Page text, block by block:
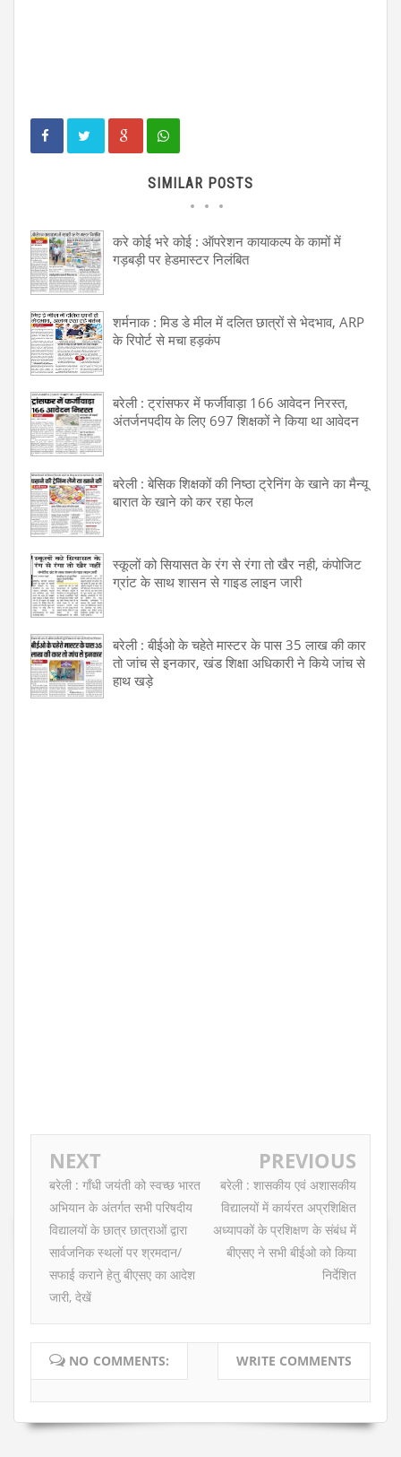
SIMILAR POSTS
करे कोई भरे कोई : ऑपरेशन कायाकल्प के कामों में
गड़बड़ी पर हेडमास्टर निलंबित
शर्मनाक : मिड डे मील में दलित छात्रों से भेदभाव, ARP
के रिपोर्ट से मचा हड़कंप
बरेली : ट्रांसफर में फर्जीवाड़ा 166 आवेदन निरस्त,
अंतर्जनपदीय के लिए 697 शिक्षकों ने किया था आवेदन
बरेली : बेसिक शिक्षकों की निष्ठा ट्रेनिंग के खाने का मैन्यू
बारात के खाने को कर रहा फेल
स्कूलों को सियासत के रंग से रंगा तो खैर नही, कंपोजिट
ग्रांट के साथ शासन से गाइड लाइन जारी
बरेली : बीईओ के चहेते मास्टर के पास 35 लाख की कार
तो जांच से इनकार, खंड शिक्षा अधिकारी ने किये जांच से
हाथ खड़े
NEXT
बरेली : गाँधी जयंती को स्वच्छ भारत
अभियान के अंतर्गत सभी परिषदीय
विद्यालयों के छात्र छात्राओं द्वारा
सार्वजनिक स्थलों पर श्रमदान/
सफाई कराने हेतु बीएसए का आदेश
जारी, देखें
PREVIOUS
बरेली : शासकीय एवं अशासकीय
विद्यालयों में कार्यरत अप्रशिक्षित
अध्यापकों के प्रशिक्षण के संबंध में
बीएसए ने सभी बीईओ को किया
निर्देशित
NO COMMENTS: WRITE COMMENTS